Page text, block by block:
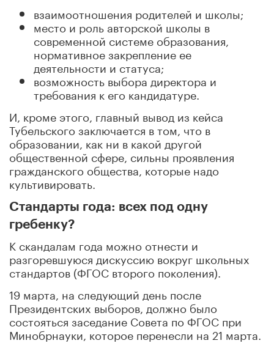
взаимоотношения родителей и школы;
место и роль авторской школы в
современной системе образования,
нормативное закрепление ее
деятельности и статуса;
возможность выбора директора и
требования к его кандидатуре.
И, кроме этого, главный вывод из кейса
Тубельского заключается в том, что в
образовании, как ни в какой другой
общественной сфере, сильны проявления
гражданского общества, которые надо
культивировать.
Стандарты года: всех под одну
гребенку?
К скандалам года можно отнести и
разгоревшуюся дискуссию вокруг школьных
стандартов (ФГОС второго поколения).
19 марта, на следующий день после
Президентских выборов, должно было
состояться заседание Совета по ФГОС при
Минобрнауки, которое перенесли на 21 марта.